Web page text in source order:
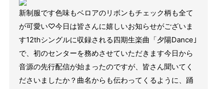
新制服です色味もベロアのリボンもチェック柄も全て
が可愛い♡今日は皆さんに嬉しいお知らせがございま
す12thシングルに収録される四期生楽曲「夕陽Dance｣
で、初のセンターを務めさせていただきます今日から
音源の先行配信が始まったのですが、皆さん聞いてく
ださいましたか？ 曲名からも伝わってくるように、踊